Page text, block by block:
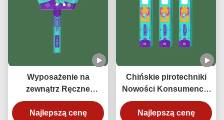
Wyposażenie na
zewnątrz Ręczne
Produkty dla
konsumentów Nowości
Najlepszą cenę
Chińskie pirotechniki
Nowości Konsumencki
fajerwerki Błękitna Flara
Efekty Złotej Fontany
Najlepszą cenę